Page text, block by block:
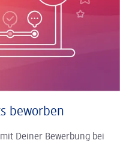
beworben
Deiner Bewerbung bei